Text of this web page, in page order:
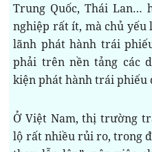
Trung Quốc, Thái Lan…
nghiệp rất ít, mà chủ
lãnh phát hành trái
phải trên nền tảng các
kiện phát hành trái phiếu
Ở Việt Nam, thị trường
lộ rất nhiều rủi ro, trong